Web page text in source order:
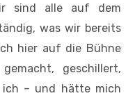
sind alle auf dem
was wir bereits
hier auf die Bühne
geschillert,
– und hätte mich